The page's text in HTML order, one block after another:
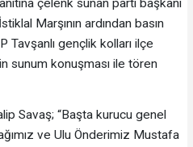
çelenk sunan parti başkanı
Marşının ardından basın
Tavşanlı gençlik kolları ilçe
sunum konuşması ile tören
Savaş; “Başta kurucu genel
ve Ulu Önderimiz Mustafa